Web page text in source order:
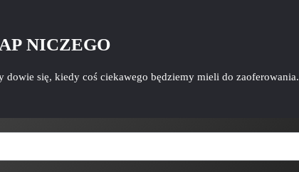
NICZEGO
dowie się, kiedy coś ciekawego będziemy mieli do zaoferowania.